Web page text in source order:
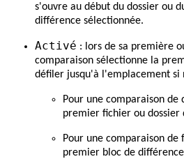
s'ouvre au début du dossier ou
différence sélectionnée.
Activé : lors de sa première
comparaison sélectionne la
défiler jusqu'à l'emplacement si
Pour une comparaison de
premier fichier ou dossier
Pour une comparaison
premier bloc de